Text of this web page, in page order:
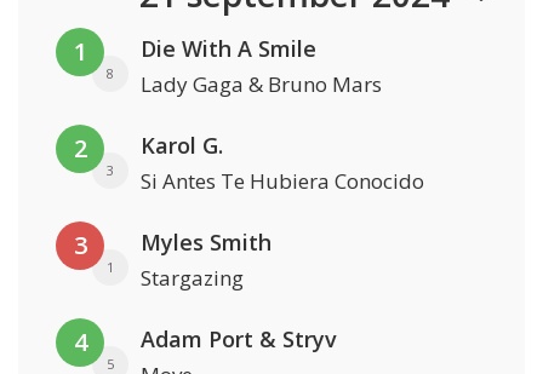
1
8
Die With A Smile
Lady Gaga & Bruno Mars
2
3
Karol G.
Si Antes Te Hubiera Conocido
3
1
Myles Smith
Stargazing
4
5
Adam Port & Stryv